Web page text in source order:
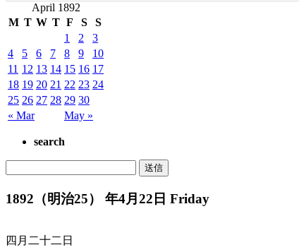
April 1892
M T W T F S S
« Mar May »
1 2
3
4
5 6 7 8 9
10
11 12 13 14 15 16 17
18 19 20 21 22 23 24
25 26 27 28 29 30
search
1892（明治25） 年4月22日 Friday
四月二十二日